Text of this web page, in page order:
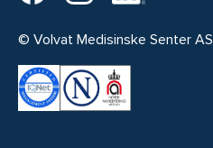
© Volvat Medisinske Senter AS